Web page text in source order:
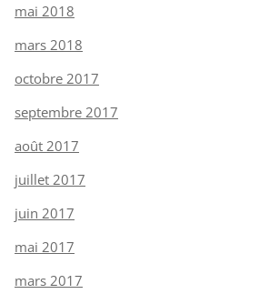
mai 2018
mars 2018
octobre 2017
septembre 2017
août 2017
juillet 2017
juin 2017
mai 2017
mars 2017